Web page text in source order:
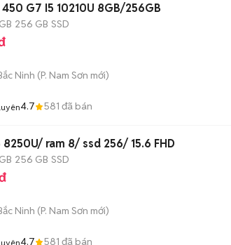
G7 I5 10210U 8GB/256GB
256 GB SSD
Ninh (P. Nam Sơn mới)
4.7 581 đã bán
ram 8/ ssd 256/ 15.6 FHD
256 GB SSD
Ninh (P. Nam Sơn mới)
4.7 581 đã bán